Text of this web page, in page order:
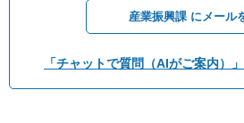
産業振興課 にメール
「チャットで質問（AIがご案内）」